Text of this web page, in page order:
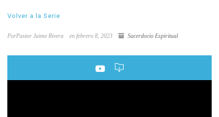
Volver a la Serie
PorPastor Jaime Rivera en febrero 8, 2023 Sacerdocio Espiritual